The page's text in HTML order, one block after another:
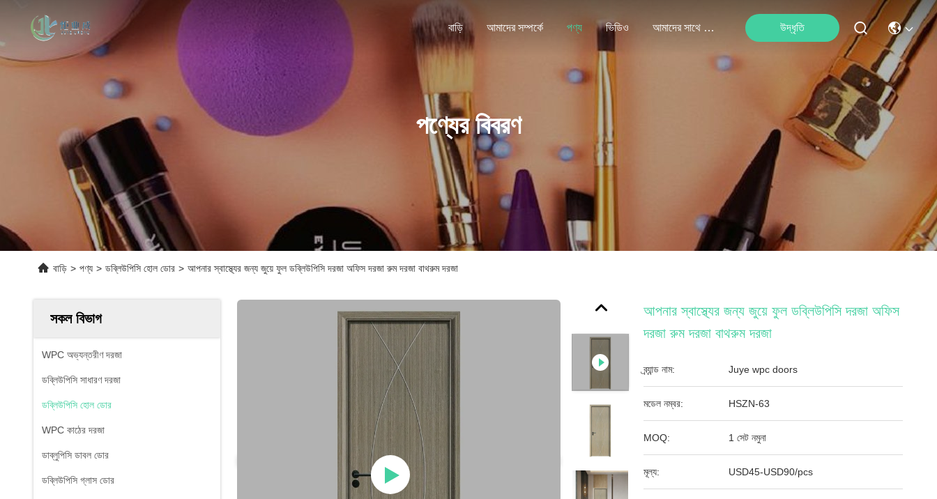
বাড়ি আমাদের সম্পর্কে পণ্য ভিডিও আমাদের সাথে যোগাযোগ উদ্ধৃতি
পণ্যের বিবরণ
বাড়ি > পণ্য > ডব্লিউপিসি হোল ডোর > আপনার স্বাস্থ্যের জন্য জুয়ে ফুল ডব্লিউপিসি দরজা অফিস দরজা রুম দরজা বাথরুম দরজা
সকল বিভাগ
WPC অভ্যন্তরীণ দরজা
ডব্লিউপিসি সাধারণ দরজা
ডব্লিউপিসি হোল ডোর
WPC কাঠের দরজা
ডাব্লুপিসি ডাবল ডোর
ডব্লিউপিসি গ্লাস ডোর
আপনার স্বাস্থ্যের জন্য জুয়ে ফুল ডব্লিউপিসি দরজা অফিস
দরজা রুম দরজা বাথরুম দরজা
ব্র্যান্ড নাম: Juye wpc doors
মডেল নম্বর: HSZN-63
MOQ: 1 সেট নমুনা
মূল্য: USD45-USD90/pcs